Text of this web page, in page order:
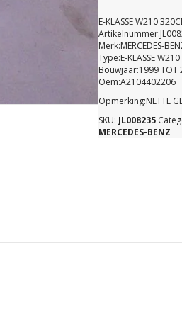
W210
E-KLASSE W210
Merk:MERCEDES-
Type:E-KLASSE
Bouwjaar:1999 TOT
Oem:A2104402206
Opmerking:NETTE
SKU: JL008235
MERCEDES-BENZ